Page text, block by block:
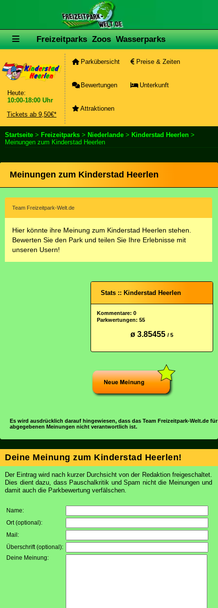
Freizeitparks Zoos Wasserparks
Heute:
10:00-18:00 Uhr
Tickets ab 9,50€*
Parkübersicht Preise & Zeiten
Bewertungen Unterkunft
Attraktionen
Startseite > Freizeitparks > Niederlande > Kinderstad Heerlen >
Meinungen zum Kinderstad Heerlen
Meinungen zum Kinderstad Heerlen
Team Freizeitpark-Welt.de
Hier könnte ihre Meinung zum Kinderstad Heerlen stehen.
Bewerten Sie den Park und teilen Sie Ihre Erlebnisse mit
unseren Usern!
Stats :: Kinderstad Heerlen
Kommentare: 0
Parkwertungen: 55
ø 3.85455 / 5
Es wird ausdrücklich darauf hingewiesen, dass das Team Freizeitpark-Welt.de
abgegebenen Meinungen nicht verantwortlich ist.
Deine Meinung zum Kinderstad Heerlen!
Der Eintrag wird nach kurzer Durchsicht von der Redaktion freigeschaltet.
Dies dient dazu, dass Pauschalkritik und Spam nicht die Meinungen und
damit auch die Parkbewertung verfälschen.
Name:
Ort (optional):
Mail:
Überschrift (optional):
Deine Meinung: